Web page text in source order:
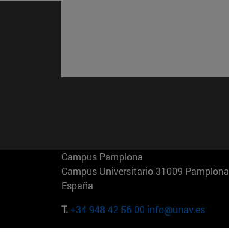
Campus Pamplona
Campus Universitario 31009 Pamplona
España
T.+34 948 42 56 00 info@unav.es